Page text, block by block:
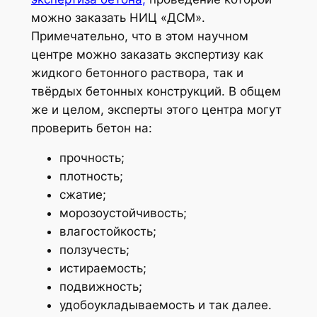
можно заказать НИЦ «ДСМ».
Примечательно, что в этом научном
центре можно заказать экспертизу как
жидкого бетонного раствора, так и
твёрдых бетонных конструкций. В общем
же и целом, эксперты этого центра могут
проверить бетон на:
прочность;
плотность;
сжатие;
морозоустойчивость;
влагостойкость;
ползучесть;
истираемость;
подвижность;
удобоукладываемость и так далее.